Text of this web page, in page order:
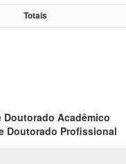
Totais
Doutorado Acadêmico
Doutorado Profissional